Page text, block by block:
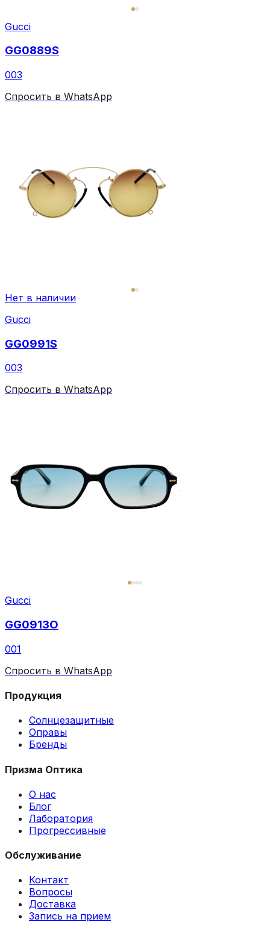
Gucci
GG0889S
003
Спросить в WhatsApp
Нет в наличии
Gucci
GG0991S
003
Спросить в WhatsApp
Gucci
GG0913O
001
Спросить в WhatsApp
Продукция
Солнцезащитные
Оправы
Бренды
Призма Оптика
О нас
Блог
Лаборатория
Прогрессивные
Обслуживание
Контакт
Вопросы
Доставка
Запись на прием